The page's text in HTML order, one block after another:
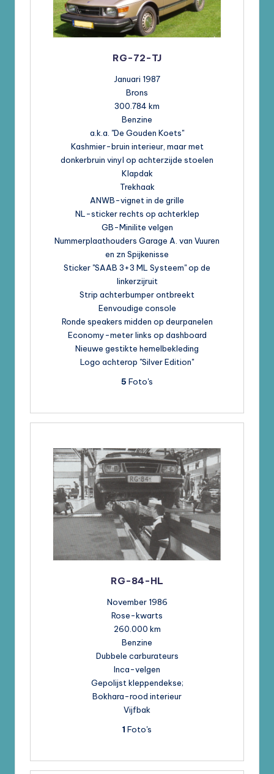
RG-72-TJ
Januari 1987
Brons
300.784 km
Benzine
a.k.a. "De Gouden Koets"
Kashmier-bruin interieur, maar met
donkerbruin vinyl op achterzijde stoelen
Klapdak
Trekhaak
ANWB-vignet in de grille
NL-sticker rechts op achterklep
GB-Minilite velgen
Nummerplaathouders Garage A. van Vuuren
en zn Spijkenisse
Sticker "SAAB 3+3 ML Systeem" op de
linkerzijruit
Strip achterbumper ontbreekt
Eenvoudige console
Ronde speakers midden op deurpanelen
Economy-meter links op dashboard
Nieuwe gestikte hemelbekleding
Logo achterop "Silver Edition"
5 Foto's
RG-84-HL
November 1986
Rose-kwarts
260.000 km
Benzine
Dubbele carburateurs
Inca-velgen
Gepolijst kleppendekse;
Bokhara-rood interieur
Vijfbak
1 Foto's